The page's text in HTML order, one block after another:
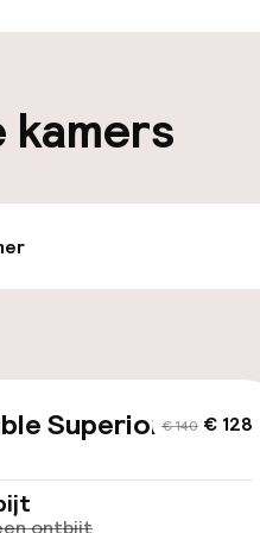
Transferservice
Kinderzwembad
Massage
kamers
€ 140 € 128
Superior
ontbijt